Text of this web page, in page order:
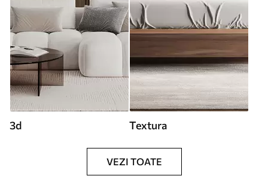
3d Textura
VEZI TOATE